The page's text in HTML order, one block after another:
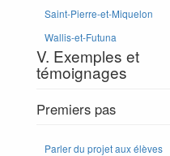
Saint-Pierre-et-Miquelon
Wallis-et-Futuna
V. Exemples et
témoignages
Premiers pas
Parler du projet aux élèves